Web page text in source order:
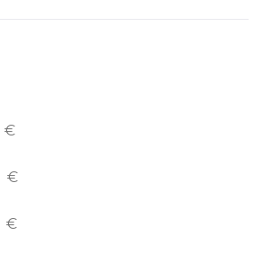
€
€
€